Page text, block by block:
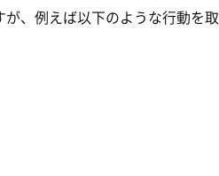
、例えば以下のような行動を取